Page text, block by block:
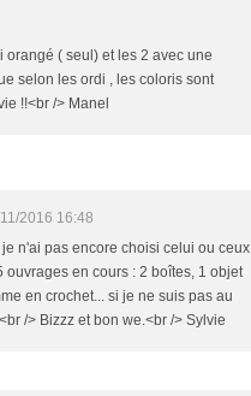
( seul) et les 2 avec une
selon les ordi , les coloris sont
!!<br /> Manel
2016 16:48
n'ai pas encore choisi celui ou ceux
ouvrages en cours : 2 boîtes, 1 objet
en crochet... si je ne suis pas au
/> Bizzz et bon we.<br /> Sylvie